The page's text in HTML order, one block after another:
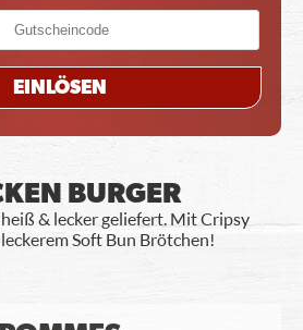
EINLÖSEN
BURGER
& lecker geliefert. Mit Cripsy
Soft Bun Brötchen!